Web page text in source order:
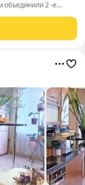
объединили 2 -е
3 изолированные